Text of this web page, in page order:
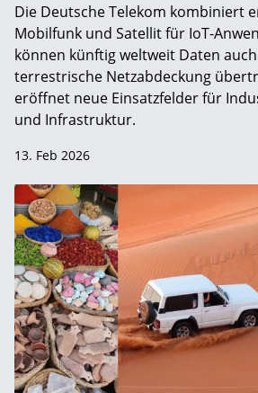
Die Deutsche Telekom kombiniert
Mobilfunk und Satellit für IoT-
können künftig weltweit Daten
terrestrische Netzabdeckung
eröffnet neue Einsatzfelder für
und Infrastruktur.
13. Feb 2026